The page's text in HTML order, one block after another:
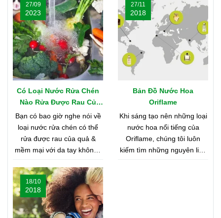
Có Loại Nước Rửa Chén
Nào Rửa Được Rau Củ
Quả & Mềm Mại Với Da
Tay?
27/09
2023
Bạn có bao giờ nghe nói về
loại nước rửa chén có thể
rửa được rau của quả &
mềm mại với da tay không?
bạn hãy cùng shop tìm hiểu
nhé
Bản Đồ Nước Hoa
Oriflame
27/11
2018
Khi sáng tạo nên những loại
nước hoa nổi tiếng của
Oriflame, chúng tôi luôn
kiếm tìm những nguyên liệu
18/10
2018